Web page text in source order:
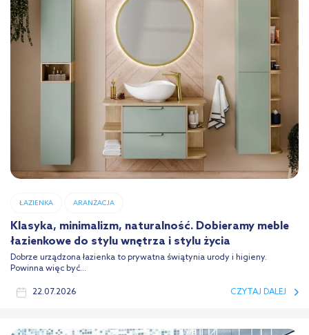
ŁAZIENKA ARANŻACJA
Klasyka, minimalizm, naturalność. Dobieramy meble
łazienkowe do stylu wnętrza i stylu życia
Dobrze urządzona łazienka to prywatna świątynia urody i higieny.
Powinna więc być...
22.07.2026 CZYTAJ DALEJ